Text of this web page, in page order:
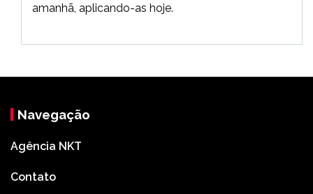
amanhã, aplicando-as hoje.
Navegação
Agência NKT
Contato